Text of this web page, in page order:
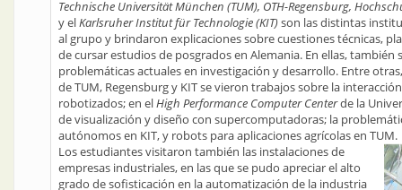
Technische Universität München (TUM), OTH-Regensburg,
y elKarlsruher Institut für Technologie (KIT)son las distintas
al grupo y brindaron explicaciones sobre cuestiones técnicas,
de cursar estudios de posgrados en Alemania. En ellas,
problemáticas actuales en investigación y desarrollo. Entre
de TUM, Regensburg y KIT se vieron trabajos sobre la
robotizados; en elHigh Performance Computer Centerde la
de visualización y diseño con supercomputadoras; la
autónomos en KIT, y robots para aplicaciones agrícolas en TUM.
Los estudiantes visitaron también las instalaciones de
empresas industriales, en las que se pudo apreciar el alto
grado de sofisticación en la automatización de la industria